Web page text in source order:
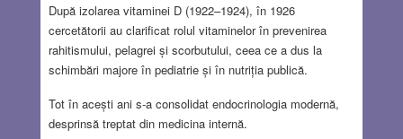
După izolarea vitaminei D (1922–1924), în 1926
cercetătorii au clarificat rolul vitaminelor în prevenirea
rahitismului, pelagrei și scorbutului, ceea ce a dus la
schimbări majore în pediatrie și în nutriția publică.
Tot în acești ani s-a consolidat endocrinologia modernă,
desprinsă treptat din medicina internă.